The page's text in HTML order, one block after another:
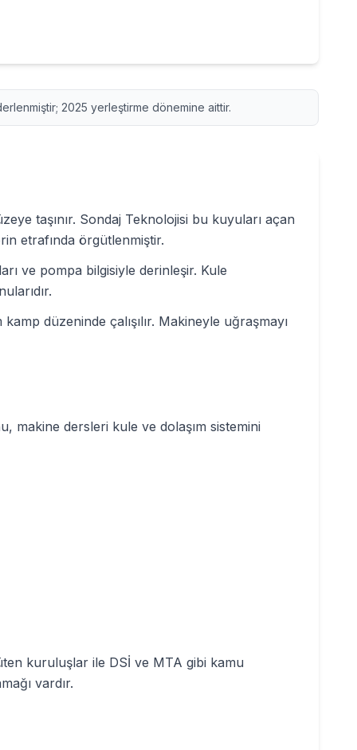
2025 yerleştirme dönemine aittir.
taşınır. Sondaj Teknolojisi bu kuyuları açan
etrafında örgütlenmiştir.
ve pompa bilgisiyle derinleşir. Kule
düzeninde çalışılır. Makineyle uğraşmayı
makine dersleri kule ve dolaşım sistemini
kuruluşlar ile DSİ ve MTA gibi kamu
vardır.